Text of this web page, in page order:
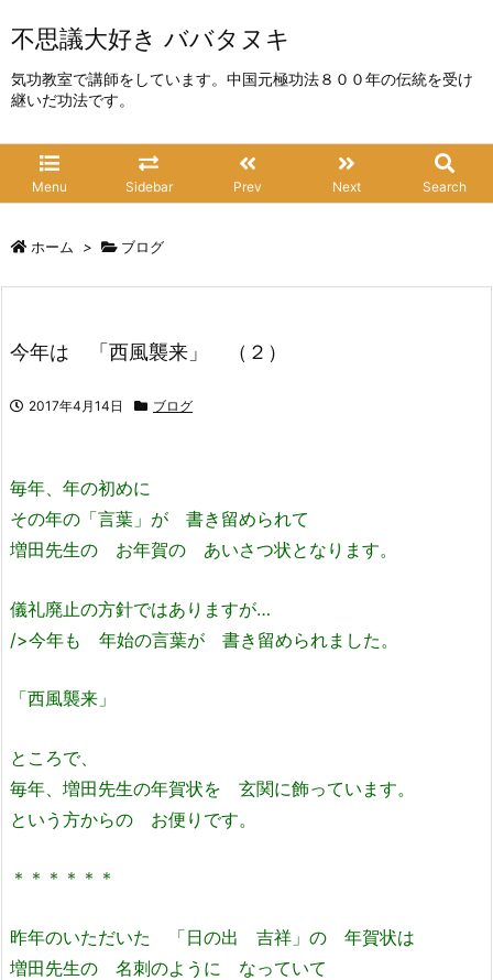
不思議大好き ババタヌキ
気功教室で講師をしています。中国元極功法８００年の伝統を受け
継いだ功法です。
Menu Sidebar Prev Next Search
ホーム > ブログ
今年は 「西風襲来」 （２）
2017年4月14日 ブログ
毎年、年の初めに
その年の「言葉」が 書き留められて
増田先生の お年賀の あいさつ状となります。
儀礼廃止の方針ではありますが…
/>今年も 年始の言葉が 書き留められました。
「西風襲来」
ところで、
毎年、増田先生の年賀状を 玄関に飾っています。
という方からの お便りです。
＊＊＊＊＊＊
昨年のいただいた 「日の出 吉祥」の 年賀状は
増田先生の 名刺のように なっていて